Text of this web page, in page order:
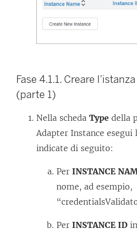
Fase 4.1.1. Creare
(parte 1)
Nella scheda Type della
Adapter Instance esegui
indicate di seguito:
Per INSTANCE
nome, ad esempio,
Per INSTANCE ID